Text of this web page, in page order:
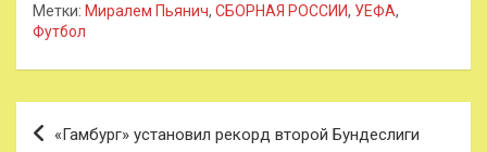
Метки: Миралем Пьянич, СБОРНАЯ РОССИИ, УЕФА,
Футбол
Навигация
«Гамбург» установил рекорд второй Бундеслиги